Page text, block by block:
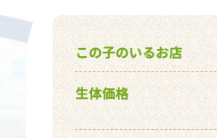
この子のいるお店
生体価格